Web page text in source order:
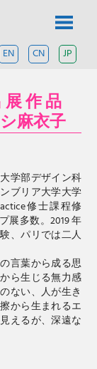
EN JP
CN
展作品
麻衣子
学部デザイン科
ブリア大学大学
修士課程修
展多数。2019 年
、パリでは二人
言葉から成る思
ら生じる無力感
ない、人が生き
から生まれるエ
えるが、深遠な